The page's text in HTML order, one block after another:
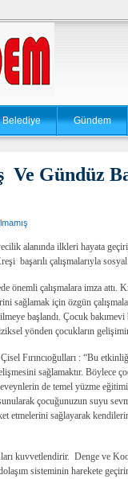
Belediye Gündem
Gündüz
alanında ilkleri hayata
başarılı çalışmalarıyla
önemli çalışmalara imza attı.
sağlamak için özgün
başlandı. Çocuk
yönden çocukların
Fırıncıoğulları : “Bu
sağlamaktır. Böylece
de temel yüzme
çocuğunuzun suyu
etmelerini sağlayarak
kuvvetlendirir. Denge ve
sisteminin harekete